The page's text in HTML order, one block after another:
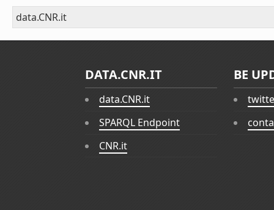
data.CNR.it
DATA.CNR.IT
data.CNR.it
SPARQL Endpoint
CNR.it
BE